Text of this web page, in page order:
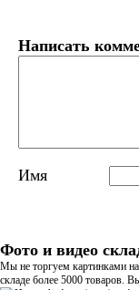
Написать
Имя
Фото и видео
Мы не торгуем картинками
складе более 5000 товаров.